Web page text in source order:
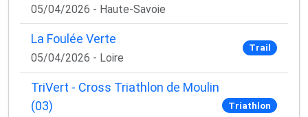
05/04/2026 - Haute-Savoie
La Foulée Verte
05/04/2026 - Loire
Trail
TriVert - Cross Triathlon de Moulin
(03)
Triathlon